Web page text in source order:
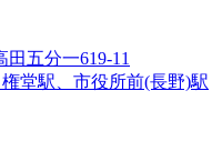
五分一619-11
堂駅、市役所前(長野)駅